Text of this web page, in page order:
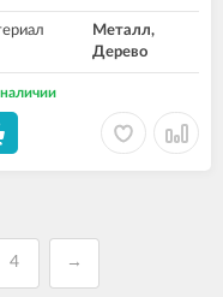
Металл,
Дерево
4 →